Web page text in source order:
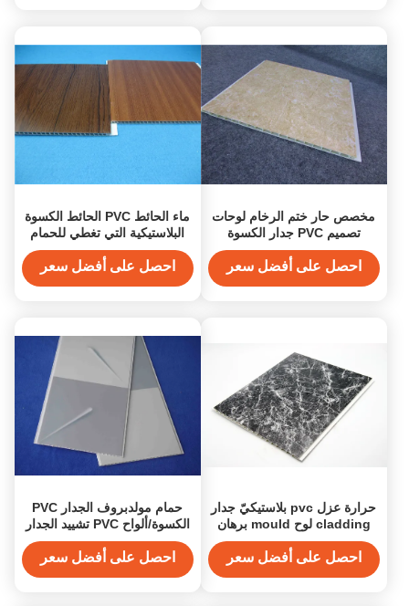
مخصص حار ختم الرخام لوحات
تصميم PVC جدار الكسوة
الديكور
احصل على أفضل سعر
ماء الحائط PVC الحائط الكسوة
البلاستيكية التي تغطي للحمام
احصل على أفضل سعر
حرارة عزل pvc بلاستيكيّ جدار
cladding لوح mould برهان
احصل على أفضل سعر
حمام مولدبروف الجدار PVC
الكسوة/ألواح PVC تشييد الجدار
احصل على أفضل سعر